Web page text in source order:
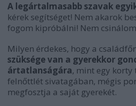
A legártalmasabb szavak
kérek segítséget! Nem akarok
fogom kipróbálni! Nem
Milyen érdekes, hogy a
szüksége van a gyerekkor
ártatlanságára, mint egy korty
felnőttlét sivatagában, mégis
megfosztja a saját gyerekét.